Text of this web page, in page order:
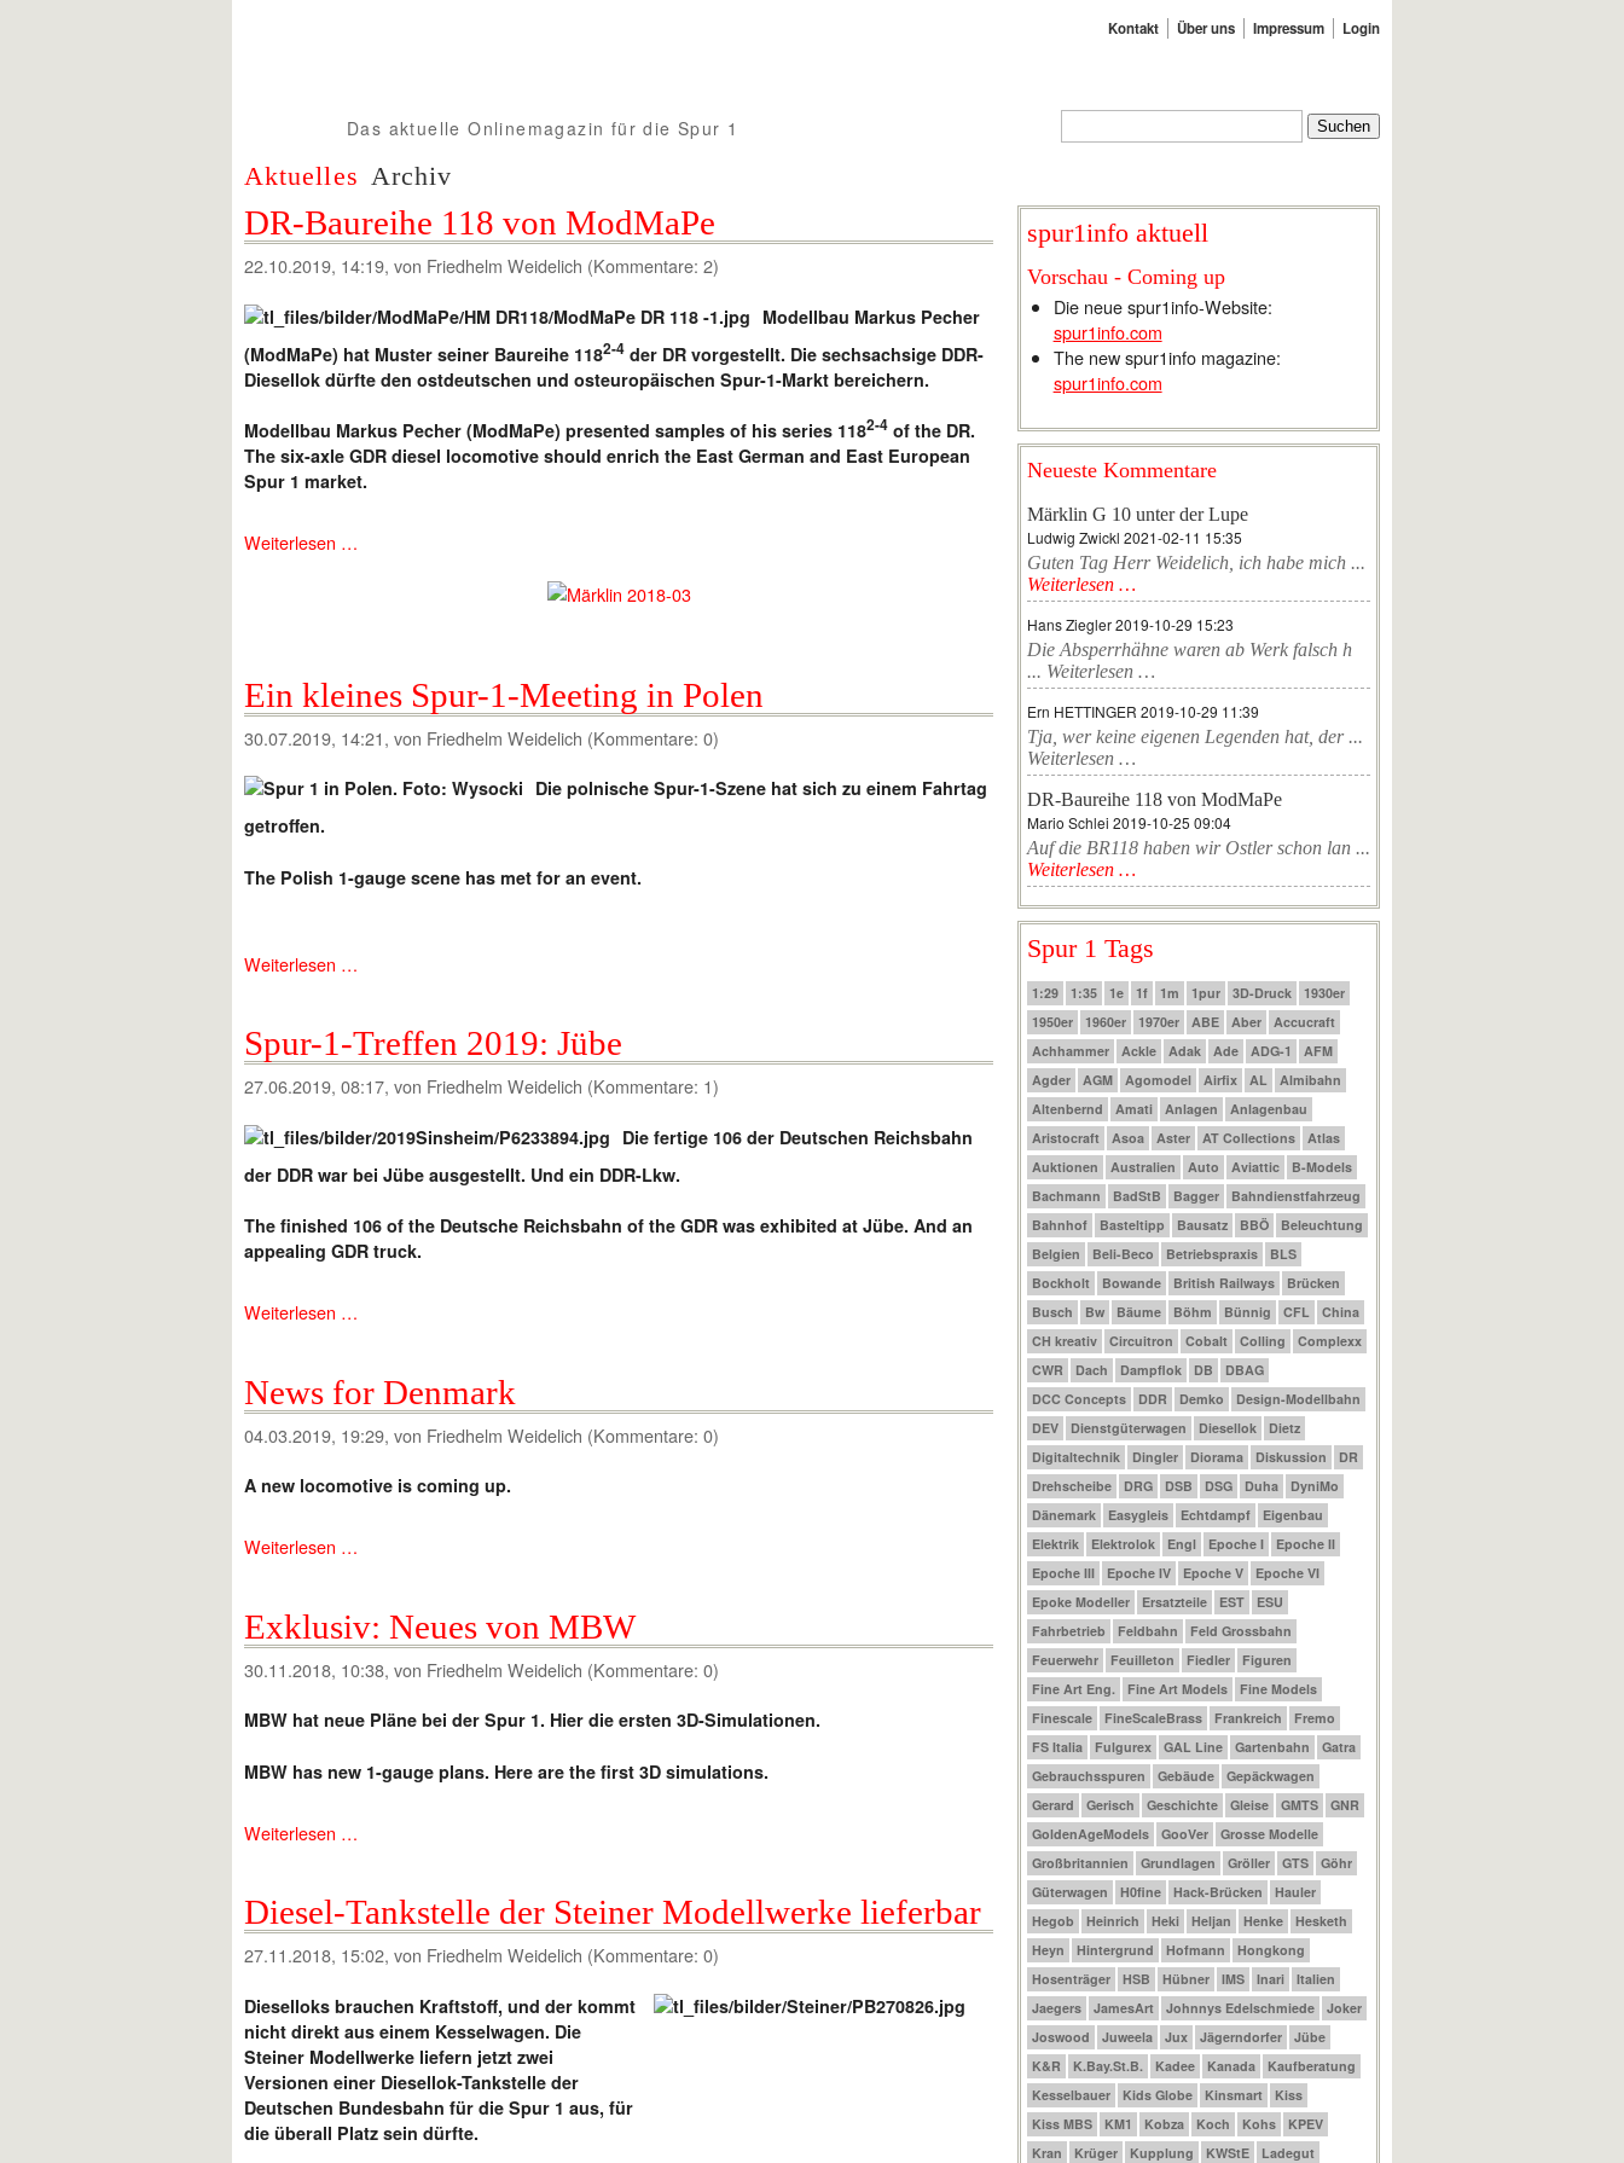
Aktuelles Archiv
Kontakt Über uns Impressum Login
Das aktuelle Onlinemagazin für die Spur 1
Spur1info.com
DR-Baureihe 118 von ModMaPe
22.10.2019, 14:19, von Friedhelm Weidelich (Kommentare: 2)
Modellbau Markus Pecher
(ModMaPe) hat Muster seiner Baureihe 1182-4 der DR vorgestellt. Die sechsachsige DDR-
Diesellok dürfte den ostdeutschen und osteuropäischen Spur-1-Markt bereichern.
Modellbau Markus Pecher (ModMaPe) presented samples of his series 1182-4 of the DR.
The six-axle GDR diesel locomotive should enrich the East German and East European
Spur 1 market.
Weiterlesen …
Ein kleines Spur-1-Meeting in Polen
30.07.2019, 14:21, von Friedhelm Weidelich (Kommentare: 0)
Die polnische Spur-1-Szene hat sich zu einem Fahrtag
getroffen.
The Polish 1-gauge scene has met for an event.
Weiterlesen …
Spur-1-Treffen 2019: Jübe
27.06.2019, 08:17, von Friedhelm Weidelich (Kommentare: 1)
Die fertige 106 der Deutschen Reichsbahn
der DDR war bei Jübe ausgestellt. Und ein DDR-Lkw.
The finished 106 of the Deutsche Reichsbahn of the GDR was exhibited at Jübe. And an
appealing GDR truck.
Weiterlesen …
News for Denmark
04.03.2019, 19:29, von Friedhelm Weidelich (Kommentare: 0)
A new locomotive is coming up.
Weiterlesen …
Exklusiv: Neues von MBW
30.11.2018, 10:38, von Friedhelm Weidelich (Kommentare: 0)
MBW hat neue Pläne bei der Spur 1. Hier die ersten 3D-Simulationen.
MBW has new 1-gauge plans. Here are the first 3D simulations.
Weiterlesen …
Diesel-Tankstelle der Steiner Modellwerke lieferbar
27.11.2018, 15:02, von Friedhelm Weidelich (Kommentare: 0)
Dieselloks brauchen Kraftstoff, und der kommt
nicht direkt aus einem Kesselwagen. Die
Steiner Modellwerke liefern jetzt zwei
Versionen einer Diesellok-Tankstelle der
Deutschen Bundesbahn für die Spur 1 aus, für
die überall Platz sein dürfte.
spur1info aktuell
Vorschau - Coming up
Die neue spur1info-Website:
spur1info.com
The new spur1info magazine:
spur1info.com
Neueste Kommentare
Märklin G 10 unter der Lupe
Ludwig Zwickl 2021-02-11 15:35
Guten Tag Herr Weidelich, ich habe mich ...
Weiterlesen …
Hans Ziegler2019-10-29 15:23
Die Absperrhähne waren ab Werk falsch h
... Weiterlesen …
Ern HETTINGER 2019-10-29 11:39
Tja, wer keine eigenen Legenden hat, der ...
Weiterlesen …
DR-Baureihe 118 von ModMaPe
Mario Schlei 2019-10-25 09:04
Auf die BR118 haben wir Ostler schon lan ...
Weiterlesen …
Spur 1 Tags
1:29 1:35 1e 1f 1m 1pur 3D-Druck
1930er
1950er
1960er 1970er ABE Aber
Accucraft
Achhammer
Ackle Adak Ade ADG-1
AFM
Agder
AGM Agomodel Airfix AL
Almibahn
Altenbernd
Amati Anlagen
Anlagenbau
Aristocraft
Asoa Aster AT Collections
Atlas
Auktionen
Australien Auto Aviattic
B-Models
Bachmann
BadStB Bagger
Bahndienstfahrzeug
Bahnhof
Basteltipp Bausatz BBÖ
Beleuchtung
Belgien
Beli-Beco Betriebspraxis
BLS
Bockholt
Bowande British Railways
Brücken
Busch
Bw Bäume Böhm Bünnig CFL
China
CH kreativ
Circuitron Cobalt Colling
Complexx
CWR
Dach Dampflok DB
DBAG
DCC Concepts
DDR Demko
Design-Modellbahn
DEV
Dienstgüterwagen Diesellok
Dietz
Digitaltechnik
Dingler Diorama Diskussion
DR
Drehscheibe
DRG DSB DSG Duha
DyniMo
Dänemark
Easygleis Echtdampf
Eigenbau
Elektrik
Elektrolok Engl Epoche I
Epoche II
Epoche III
Epoche IV Epoche V
Epoche VI
Epoke Modeller
Ersatzteile EST
ESU
Fahrbetrieb
Feldbahn
Feld Grossbahn
Feuerwehr
Feuilleton Fiedler
Figuren
Fine Art Eng.
Fine Art Models
Fine Models
Finescale
FineScaleBrass Frankreich
Fremo
FS Italia
Fulgurex GAL Line Gartenbahn
Gatra
Gebrauchsspuren
Gebäude
Gepäckwagen
Gerard
Gerisch Geschichte Gleise GMTS
GNR
GoldenAgeModels
GooVer
Grosse Modelle
Großbritannien
Grundlagen Gröller GTS
Göhr
Güterwagen
H0fine Hack-Brücken
Hauler
Hegob
Heinrich Heki Heljan Henke
Hesketh
Heyn
Hintergrund Hofmann
Hongkong
Hosenträger
HSB Hübner IMS Inari
Italien
Jaegers
JamesArt Johnnys Edelschmiede
Joker
Joswood
Juweela Jux Jägerndorfer
Jübe
K&R
K.Bay.St.B. Kadee Kanada
Kaufberatung
Kesselbauer
Kids Globe Kinsmart
Kiss
Kiss MBS
KM1 Kobza Koch Kohs
KPEV
Kran
Krüger Kupplung KWStE
Ladegut